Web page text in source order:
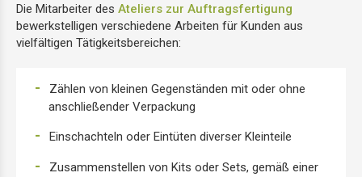
Die Mitarbeiter des Ateliers zur Auftragsfertigung
bewerkstelligen verschiedene Arbeiten für Kunden aus
vielfältigen Tätigkeitsbereichen:
Zählen von kleinen Gegenständen mit oder ohne
anschließender Verpackung
Einschachteln oder Eintüten diverser Kleinteile
Zusammenstellen von Kits oder Sets, gemäß einer